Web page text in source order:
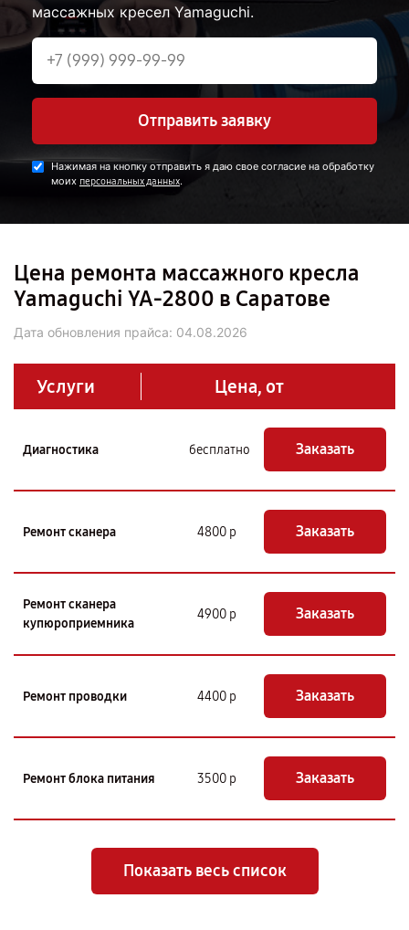
массажных кресел Yamaguchi.
Отправить заявку
Нажимая на кнопку отправить я даю свое согласие на обработку
моих персональных данных.
Цена ремонта массажного кресла
Yamaguchi YA-2800 в Саратове
Дата обновления прайса: 04.08.2026
Услуги Цена, от
Диагностика бесплатно Заказать
Ремонт сканера 4800 р Заказать
Ремонт сканера
купюроприемника
4900 р Заказать
Ремонт проводки 4400 р Заказать
Ремонт блока питания 3500 р Заказать
Показать весь список